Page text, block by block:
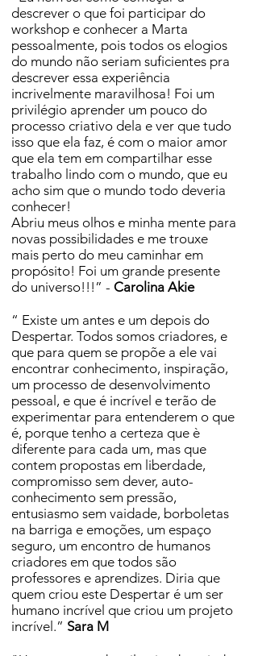
descrever o que foi participar do
workshop e conhecer a Marta
pessoalmente, pois todos os elogios
do mundo não seriam suficientes pra
descrever essa experiência
incrivelmente maravilhosa! Foi um
privilégio aprender um pouco do
processo criativo dela e ver que tudo
isso que ela faz, é com o maior amor
que ela tem em compartilhar esse
trabalho lindo com o mundo, que eu
acho sim que o mundo todo deveria
conhecer!
Abriu meus olhos e minha mente para
novas possibilidades e me trouxe
mais perto do meu caminhar em
propósito! Foi um grande presente
do universo!!!” - Carolina Akie
“ Existe um antes e um depois do
Despertar. Todos somos criadores, e
que para quem se propõe a ele vai
encontrar conhecimento, inspiração,
um processo de desenvolvimento
pessoal, e que é incrível e terão de
experimentar para entenderem o que
é, porque tenho a certeza que è
diferente para cada um, mas que
contem propostas em liberdade,
compromisso sem dever, auto-
conhecimento sem pressão,
entusiasmo sem vaidade, borboletas
na barriga e emoções, um espaço
seguro, um encontro de humanos
criadores em que todos são
professores e aprendizes. Diria que
quem criou este Despertar é um ser
humano incrível que criou um projeto
incrível.” Sara M